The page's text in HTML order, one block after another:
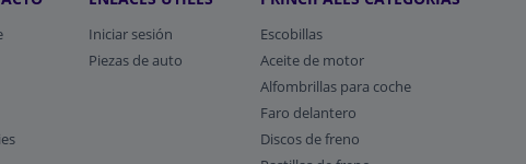
Iniciar sesión
Piezas de auto
Escobillas
Aceite de motor
Alfombrillas para coche
Faro delantero
Discos de freno